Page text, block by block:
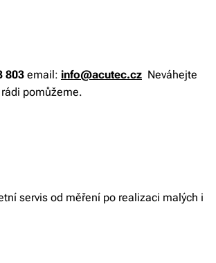
803 email: info@acutec.cz Neváhejte
pomůžeme.
servis od měření po realizaci malých i